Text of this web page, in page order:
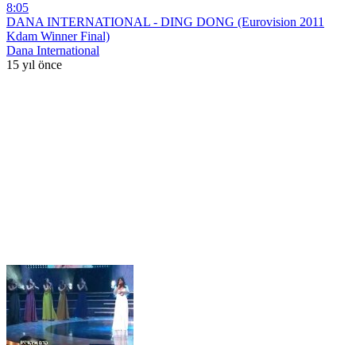
8:05
DANA INTERNATIONAL - DING DONG (Eurovision 2011
Kdam Winner Final)
Dana International
15 yıl önce